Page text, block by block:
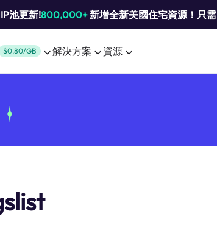
IP池更新!800,000+新增全新美國住宅資源！只需
$0.80/GB 解決方案 資源